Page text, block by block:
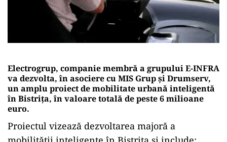
Electrogrup, companie membră a grupului E-INFRA
va dezvolta, în asociere cu MIS Grup și Drumserv,
un amplu proiect de mobilitate urbană inteligentă
în Bistrița, în valoare totală de peste 6 milioane
euro.
Proiectul vizează dezvoltarea majoră a